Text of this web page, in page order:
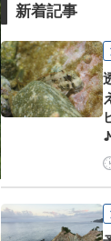
新着記事
♪